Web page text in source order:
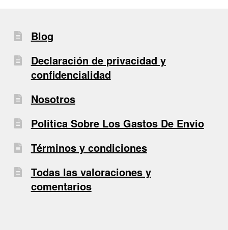
Blog
Declaración de privacidad y
confidencialidad
Nosotros
Politica Sobre Los Gastos De Envio
Términos y condiciones
Todas las valoraciones y
comentarios